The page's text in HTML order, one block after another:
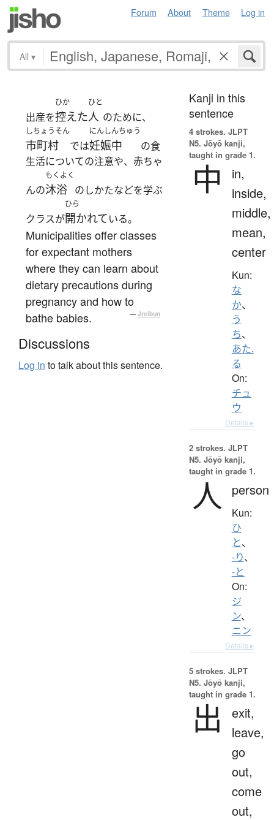
Forum About Theme Log in
All ▾
出産を
ひか
控えた
ひと
人 のために、
しちょうそん
市町村 では
にんしんちゅう
妊娠中
の食
生活についての注意や、赤ちゃ
んの
もくよく
沐浴 のしかたなどを学ぶ
クラスが
ひら
開かれている。
Municipalities offer classes
for expectant mothers
where they can learn about
dietary precautions during
pregnancy and how to
bathe babies.
— Jreibun
Discussions
Log in to talk about this sentence.
Kanji in this
sentence
4 strokes. JLPT
N5. Jōyō kanji,
taught in grade 1.
中
in,
inside,
middle,
mean,
center
Kun:
な
か、
う
ち、
あた.
る
On:
チュ
ウ
Details ▸
2 strokes. JLPT
N5. Jōyō kanji,
taught in grade 1.
人 person
Kun:
ひ
と、
-り、
-と
On:
ジ
ン、
ニン
Details ▸
5 strokes. JLPT
N5. Jōyō kanji,
taught in grade 1.
出
exit,
leave,
go
out,
come
out,